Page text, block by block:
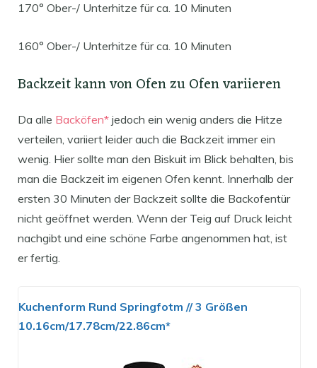
170° Ober-/ Unterhitze für ca. 10 Minuten
160° Ober-/ Unterhitze für ca. 10 Minuten
Backzeit kann von Ofen zu Ofen variieren
Da alle Backöfen* jedoch ein wenig anders die Hitze
verteilen, variiert leider auch die Backzeit immer ein
wenig. Hier sollte man den Biskuit im Blick behalten, bis
man die Backzeit im eigenen Ofen kennt. Innerhalb der
ersten 30 Minuten der Backzeit sollte die Backofentür
nicht geöffnet werden. Wenn der Teig auf Druck leicht
nachgibt und eine schöne Farbe angenommen hat, ist
er fertig.
Kuchenform Rund Springfotm // 3 Größen
10.16cm/17.78cm/22.86cm*